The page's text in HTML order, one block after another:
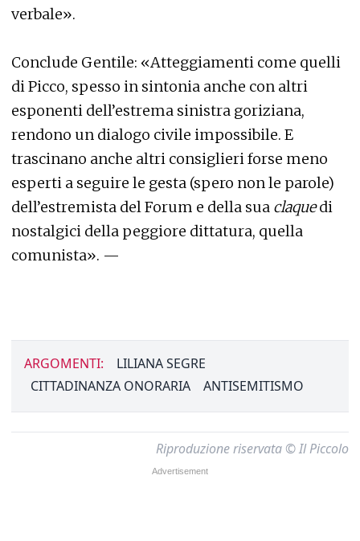
verbale».
Conclude Gentile: «Atteggiamenti come quelli
di Picco, spesso in sintonia anche con altri
esponenti dell’estrema sinistra goriziana,
rendono un dialogo civile impossibile. E
trascinano anche altri consiglieri forse meno
esperti a seguire le gesta (spero non le parole)
dell’estremista del Forum e della sua claquedi
nostalgici della peggiore dittatura, quella
comunista». —
ARGOMENTI:
LILIANA SEGRE
CITTADINANZA ONORARIA
ANTISEMITISMO
Riproduzione riservata © Il Piccolo